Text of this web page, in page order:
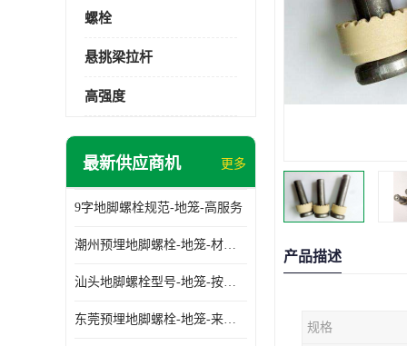
螺栓
悬挑梁拉杆
高强度
最新供应商机 更多
9字地脚螺栓规范-地笼-高服务
潮州预埋地脚螺栓-地笼-材质齐全
汕头地脚螺栓型号-地笼-按需定制
东莞预埋地脚螺栓-地笼-来图可定制
产品描述
规格